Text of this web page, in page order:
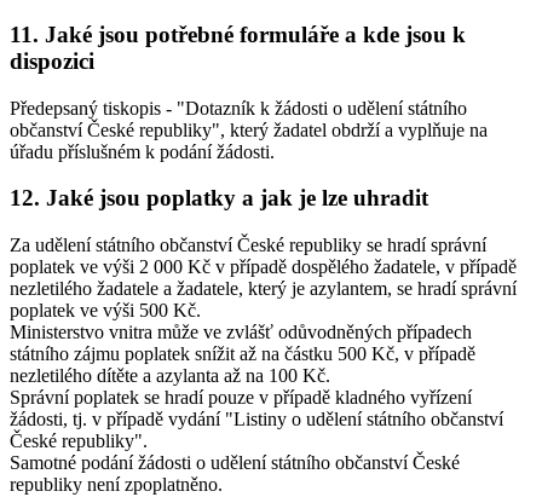
11. Jaké jsou potřebné formuláře a kde jsou k
dispozici
Předepsaný tiskopis - "Dotazník k žádosti o udělení státního
občanství České republiky", který žadatel obdrží a vyplňuje na
úřadu příslušném k podání žádosti.
12. Jaké jsou poplatky a jak je lze uhradit
Za udělení státního občanství České republiky se hradí správní
poplatek ve výši 2 000 Kč v případě dospělého žadatele, v případě
nezletilého žadatele a žadatele, který je azylantem, se hradí správní
poplatek ve výši 500 Kč.
Ministerstvo vnitra může ve zvlášť odůvodněných případech
státního zájmu poplatek snížit až na částku 500 Kč, v případě
nezletilého dítěte a azylanta až na 100 Kč.
Správní poplatek se hradí pouze v případě kladného vyřízení
žádosti, tj. v případě vydání "Listiny o udělení státního občanství
České republiky".
Samotné podání žádosti o udělení státního občanství České
republiky není zpoplatněno.